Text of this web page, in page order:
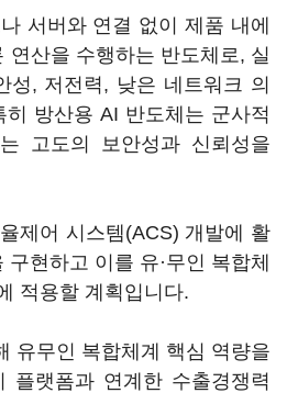
서버와 연결 없이 제품 내에
연산을 수행하는 반도체로, 실
성, 저전력, 낮은 네트워크 의
방산용 AI 반도체는 군사적
고도의 보안성과 신뢰성을
제어 시스템(ACS) 개발에 활
현하고 이를 유·무인 복합체
적용할 계획입니다.
유무인 복합체계 핵심 역량을
플랫폼과 연계한 수출경쟁력